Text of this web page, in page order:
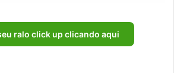
ralo click up clicando aqui